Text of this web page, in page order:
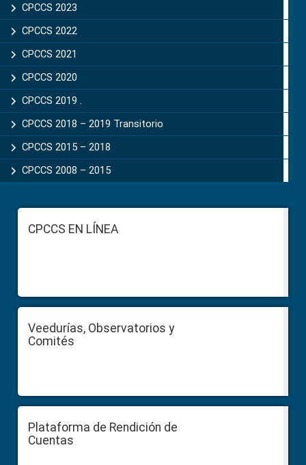
CPCCS 2023
CPCCS 2022
CPCCS 2021
CPCCS 2020
CPCCS 2019 .
CPCCS 2018 – 2019 Transitorio
CPCCS 2015 – 2018
CPCCS 2008 – 2015
FooterCPCCS EN LÍNEA
Veedurías, Observatorios y
Comités
Plataforma de Rendición de
Cuentas